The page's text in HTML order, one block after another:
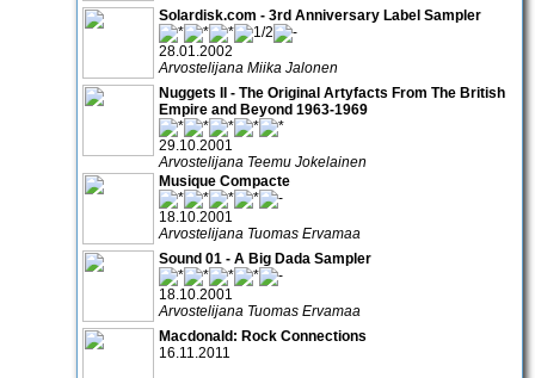
Solardisk.com - 3rd Anniversary Label Sampler
28.01.2002
Arvostelijana Miika Jalonen
Nuggets II - The Original Artyfacts From The British
Empire and Beyond 1963-1969
29.10.2001
Arvostelijana Teemu Jokelainen
Musique Compacte
18.10.2001
Arvostelijana Tuomas Ervamaa
Sound 01 - A Big Dada Sampler
18.10.2001
Arvostelijana Tuomas Ervamaa
Macdonald: Rock Connections
16.11.2011